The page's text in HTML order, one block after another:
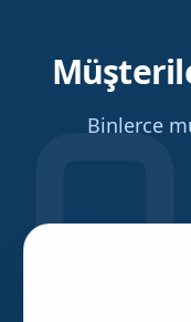
Binlerce